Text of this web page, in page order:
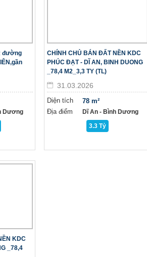
đường
Dương
CHÍNH CHỦ BÁN ĐẤT NỀN KDC
PHÚC ĐẠT - DĨ AN, BINH DUONG
_78,4 M2_3,3 TY (TL)
31.03.2026
Diện tích
Địa điểm
78 m²
Dĩ An - Bình Dương
3.3 Tỷ
KDC
_78,4